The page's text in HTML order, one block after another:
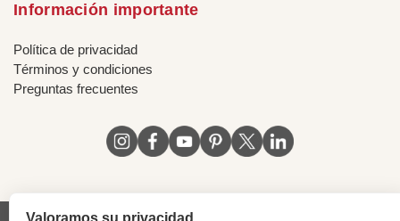
Información importante
Política de privacidad
Términos y condiciones
Preguntas frecuentes
Valoramos su privacidad